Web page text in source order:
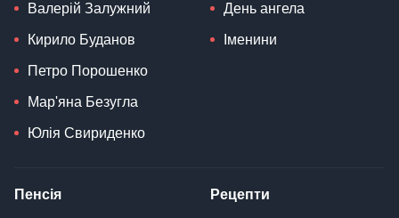
Валерій Залужний
Кирило Буданов
Петро Порошенко
Мар'яна Безугла
Юлія Свириденко
День ангела
Іменини
Пенсія Рецепти